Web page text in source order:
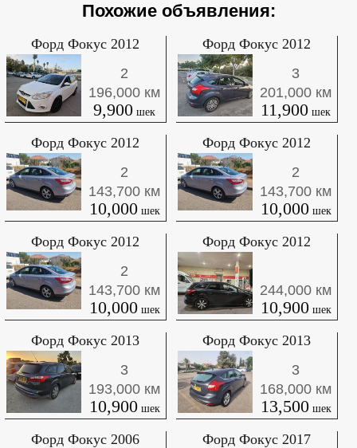
Похожие объявления:
Форд Фокус 2012
2
9,900
196,000
Форд Фокус 2012
3
11,900
201,000
Форд Фокус 2012
2
10,000
143,700
Форд Фокус 2012
2
10,000
143,700
Форд Фокус 2012
2
10,000
143,700
Форд Фокус 2012
10,900
244,000
Форд Фокус 2013
3
10,900
193,000
Форд Фокус 2013
3
13,500
168,000
Форд Фокус 2006 Форд Фокус 2017